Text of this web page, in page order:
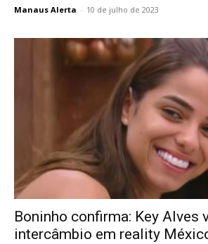
Manaus Alerta - 10 de julho de 2023
Boninho confirma: Key Alves
intercâmbio em reality